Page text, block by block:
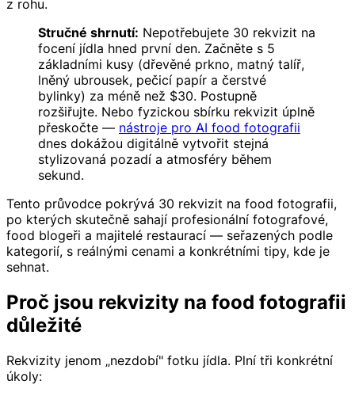
z rohu.
Stručné shrnutí: Nepotřebujete 30 rekvizit na
focení jídla hned první den. Začněte s 5
základními kusy (dřevěné prkno, matný talíř,
lněný ubrousek, pečicí papír a čerstvé
bylinky) za méně než $30. Postupně
rozšiřujte. Nebo fyzickou sbírku rekvizit úplně
přeskočte — nástroje pro AI food fotografii
dnes dokážou digitálně vytvořit stejná
stylizovaná pozadí a atmosféry během
sekund.
Tento průvodce pokrývá 30 rekvizit na food fotografii,
po kterých skutečně sahají profesionální fotografové,
food blogeři a majitelé restaurací — seřazených podle
kategorií, s reálnými cenami a konkrétními tipy, kde je
sehnat.
Proč jsou rekvizity na food fotografii
důležité
Rekvizity jenom „nezdobí" fotku jídla. Plní tři konkrétní
úkoly: